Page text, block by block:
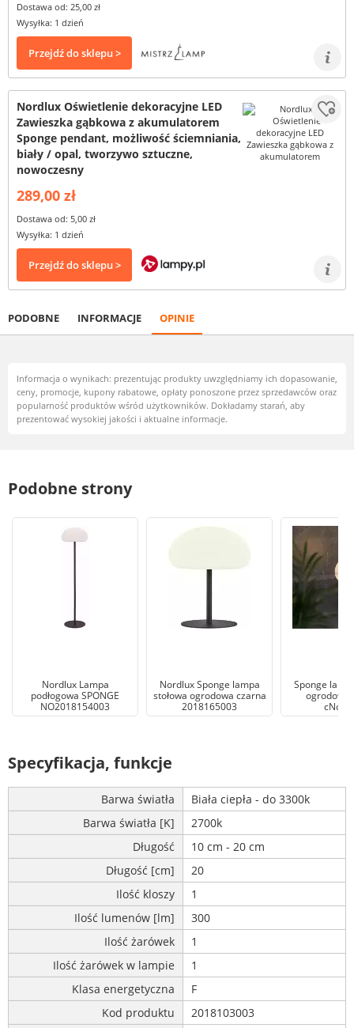
Dostawa od: 25,00 zł
Wysyłka: 1 dzień
Przejdź do sklepu >
Nordlux Oświetlenie dekoracyjne LED
Zawieszka gąbkowa z akumulatorem
Sponge pendant, możliwość ściemniania,
biały / opal, tworzywo sztuczne,
nowoczesny
289,00 zł
Dostawa od: 5,00 zł
Wysyłka: 1 dzień
Przejdź do sklepu >
PODOBNE INFORMACJE OPINIE
Informacja o wynikach: prezentując produkty uwzględniamy ich dopasowanie,
ceny, promocje, kupony rabatowe, opłaty ponoszone przez sprzedawców oraz
popularność produktów wśród użytkowników. Dokładamy starań, aby
prezentować wysokiej jakości i aktualne informacje.
Podobne strony
Nordlux Lampa
podłogowa SPONGE
NO2018154003
Nordlux Sponge lampa
stołowa ogrodowa czarna
2018165003
Sponge
ogrodowa
Specyfikacja, funkcje
Barwa światła
Biała ciepła - do 3300k
Barwa światła [K]
2700k
Długość
10 cm - 20 cm
Długość [cm]
20
Ilość kloszy
1
Ilość lumenów [lm]
300
Ilość żarówek
1
Ilość żarówek w lampie
1
Klasa energetyczna
F
Kod produktu
2018103003